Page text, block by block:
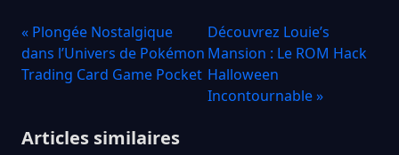
« Plongée Nostalgique
dans l’Univers de Pokémon
Trading Card Game Pocket
Découvrez Louie’s
Mansion : Le ROM Hack
Halloween
Incontournable »
Articles similaires